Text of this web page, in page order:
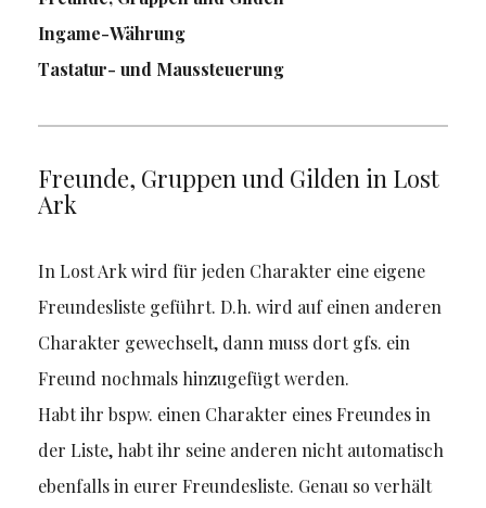
Ingame-Währung
Tastatur- und Maussteuerung
Freunde, Gruppen und Gilden in Lost
Ark
In Lost Ark wird für jeden Charakter eine eigene
Freundesliste geführt. D.h. wird auf einen anderen
Charakter gewechselt, dann muss dort gfs. ein
Freund nochmals hinzugefügt werden.
Habt ihr bspw. einen Charakter eines Freundes in
der Liste, habt ihr seine anderen nicht automatisch
ebenfalls in eurer Freundesliste. Genau so verhält